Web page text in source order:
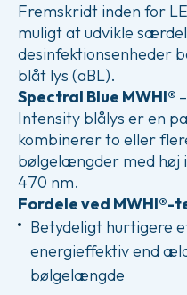
Fremskridt inden for
muligt at udvikle
desinfektionsenheder
blåt lys (aBL).
Spectral Blue MWHI®
Intensity blålys er en
kombinerer to eller
bølgelængder med høj
470 nm.
Fordele ved MWHI®-
Betydeligt hurtigere
energieffektiv end
bølgelængde